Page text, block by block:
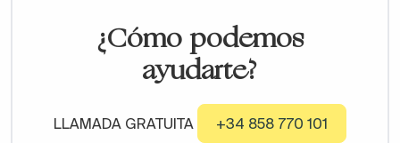
¿Cómo podemos
ayudarte?
LLAMADA GRATUITA +34 858 770 101